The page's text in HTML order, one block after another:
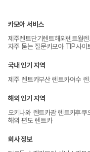
카모아 서비스
제주렌트단기렌트해외렌트월
자주 묻는 질문카모아 TIP사이
국내 인기 지역
제주 렌트카부산 렌트카여수
해외 인기 지역
오키나와 렌트카괌 렌트카후쿠
해외 편도 렌트카
회사 정보